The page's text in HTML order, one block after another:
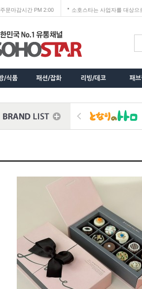
주문마감시간 PM 2:00 소호스타는 사업자를 대상으